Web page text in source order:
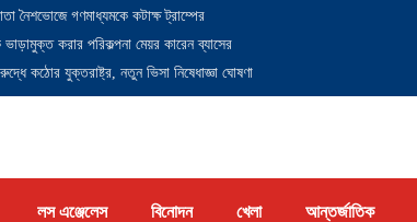
নৈশভোজে গণমাধ্যমকে কটাক্ষ ট্রাম্পের
করার পরিকল্পনা মেয়র কারেন ব্যাসের
কঠোর যুক্তরাষ্ট্র, নতুন ভিসা নিষেধাজ্ঞা ঘোষণা
লস এঞ্জেলেস বিনোদন খেলা আন্তর্জাতিক